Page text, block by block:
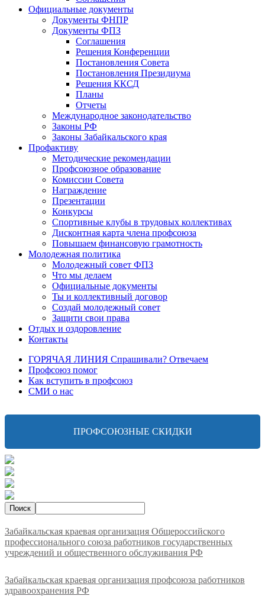
Официальные документы
Документы ФНПР
Документы ФПЗ
Соглашения
Решения Конференции
Постановления Совета
Постановления Президиума
Решения ККСД
Планы
Отчеты
Международное законодательство
Законы РФ
Законы Забайкальского края
Профактиву
Методические рекомендации
Профсоюзное образование
Комиссии Совета
Награждение
Презентации
Конкурсы
Спортивные клубы в трудовых коллективах
Дисконтная карта члена профсоюза
Повышаем финансовую грамотность
Молодежная политика
Молодежный совет ФПЗ
Что мы делаем
Официальные документы
Ты и коллективный договор
Создай молодежный совет
Защити свои права
Отдых и оздоровление
Контакты
ГОРЯЧАЯ ЛИНИЯ Спрашивали? Отвечаем
Профсоюз помог
Как вступить в профсоюз
СМИ о нас
ПРОФСОЮЗНЫЕ СКИДКИ
Забайкальская краевая организация Общероссийского
профессионального союза работников государственных
учреждений и общественного обслуживания РФ
Забайкальская краевая организация профсоюза работников
здравоохранения РФ